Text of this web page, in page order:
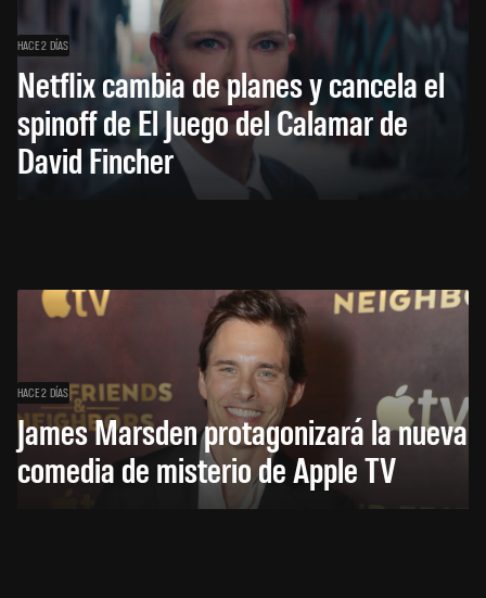
HACE 2 DÍAS
Netflix cambia de planes y cancela el
spinoff de El Juego del Calamar de
David Fincher
HACE 2 DÍAS
James Marsden protagonizará la nueva
comedia de misterio de Apple TV